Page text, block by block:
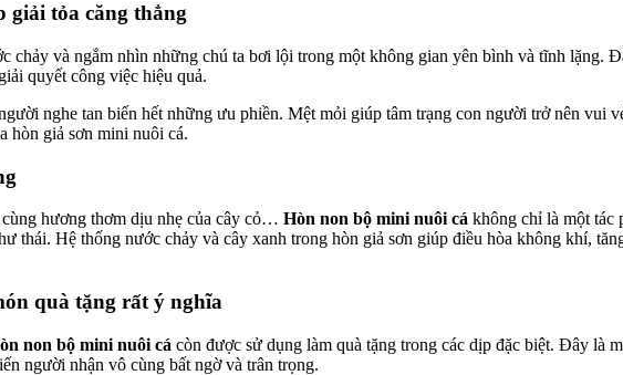
giải tỏa căng thẳng
chảy và ngắm nhìn những chú ta bơi lội trong một không gian yên bình và tĩnh lặng.
quyết công việc hiệu quả.
nghe tan biến hết những ưu phiền. Mệt mỏi giúp tâm trạng con người trở nên vui
hòn giả sơn mini nuôi cá.
hương thơm dịu nhẹ của cây cỏ… Hòn non bộ mini nuôi cá không chỉ là một tác
thái. Hệ thống nước chảy và cây xanh trong hòn giả sơn giúp điều hòa không khí,
quà tặng rất ý nghĩa
non bộ mini nuôi cá còn được sử dụng làm quà tặng trong các dịp đặc biệt. Đây là
người nhận vô cùng bất ngờ và trân trọng.